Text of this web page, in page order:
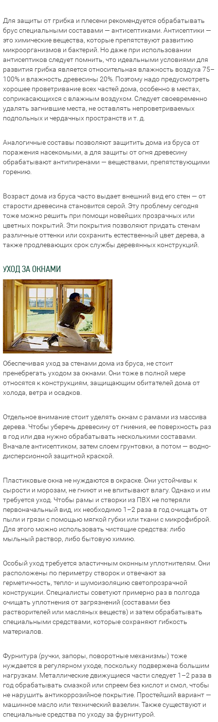
Для защиты от грибка и плесени рекомендуется обрабатывать
брус специальными составами — антисептиками. Антисептики —
это химические вещества, которые препятствуют развитию
микроорганизмов и бактерий. Но даже при использовании
антисептиков следует помнить, что идеальными условиями для
развития грибка является относительная влажность воздуха 75–
100% и влажность древесины 20%. Поэтому надо предусмотреть
хорошее проветривание всех частей дома, особенно в местах,
соприкасающихся с влажным воздухом. Следует своевременно
удалять загнившие места, не оставлять непроветриваемых
подпольных и чердачных пространств и т. д.
Аналогичные составы позволяют защитить дома из бруса от
поражения насекомыми, а для защиты от огня древесину
обрабатывают антипиренами — веществами, препятствующими
горению.
Возраст дома из бруса часто выдает внешний вид его стен — от
старости древесина становится серой. Эту проблему сегодня
тоже можно решить при помощи новейших прозрачных или
цветных покрытий. Эти покрытия позволяют придать стенам
различные оттенки или сохранить естественный цвет дерева, а
также продлевающих срок службы деревянных конструкций.
УХОД ЗА ОКНАМИ
Обеспечивая уход за стенами дома из бруса, не стоит
пренебрегать уходом за окнами. Они тоже в полной мере
относятся к конструкциям, защищающим обитателей дома от
холода, ветра и осадков.
Отдельное внимание стоит уделять окнам с рамами из массива
дерева. Чтобы уберечь древесину от гниения, ее поверхность раз
в год или два нужно обрабатывать несколькими составами.
Вначале антисептиком, затем слоем грунтовки, а потом — водно-
дисперсионной защитной краской.
Пластиковые окна не нуждаются в окраске. Они устойчивы к
сырости и морозам, не гниют и не впитывают влагу. Однако и им
требуется уход. Чтобы рамы и створки из ПВХ не потеряли
первоначальный вид, их необходимо 1–2 раза в год очищать от
пыли и грязи с помощью мягкой губки или ткани с микрофиброй.
Для этого можно использовать чистящие средства: либо
мыльный раствор, либо бытовую химию.
Особый уход требуется эластичным оконным уплотнителям. Они
расположены по периметру створок и отвечают за
герметичность, тепло- и шумоизоляцию светопрозрачной
конструкции. Специалисты советуют примерно раз в полгода
очищать уплотнения от загрязнений (составами без
растворителей или масляных веществ) и затем обрабатывать
специальными средствами, которые сохраняют гибкость
материалов.
Фурнитура (ручки, запоры, поворотные механизмы) тоже
нуждается в регулярном уходе, поскольку подвержена большим
нагрузкам. Металлические движущиеся части следует 1–2 раза в
год обрабатывать смазкой или спреем без кислот и смол, чтобы
не нарушить антикоррозийное покрытие. Простейший вариант —
машинное масло или технический вазелин. Также существуют и
специальные средства по уходу за фурнитурой.